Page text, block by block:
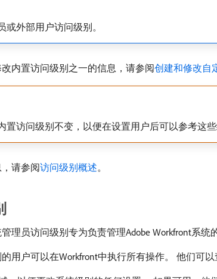
外部用户访问级别。
内置访问级别之一的信息，请参阅创建和修改自
置访问级别不变，以便在设置用户后可以参考这些
请参阅访问级别概述。
理员访问级别专为负责管理Adobe Workfront系统
用户可以在Workfront中执行所有操作。 他们可